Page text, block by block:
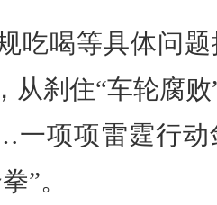
吃喝等具体问
从刹住“车轮腐
项项雷霆行动
”。